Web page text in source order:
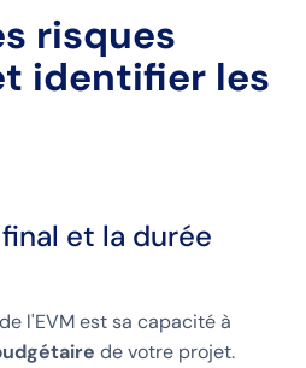
risques
identifier les
et la durée
l'EVM est sa capacité à
de votre projet.